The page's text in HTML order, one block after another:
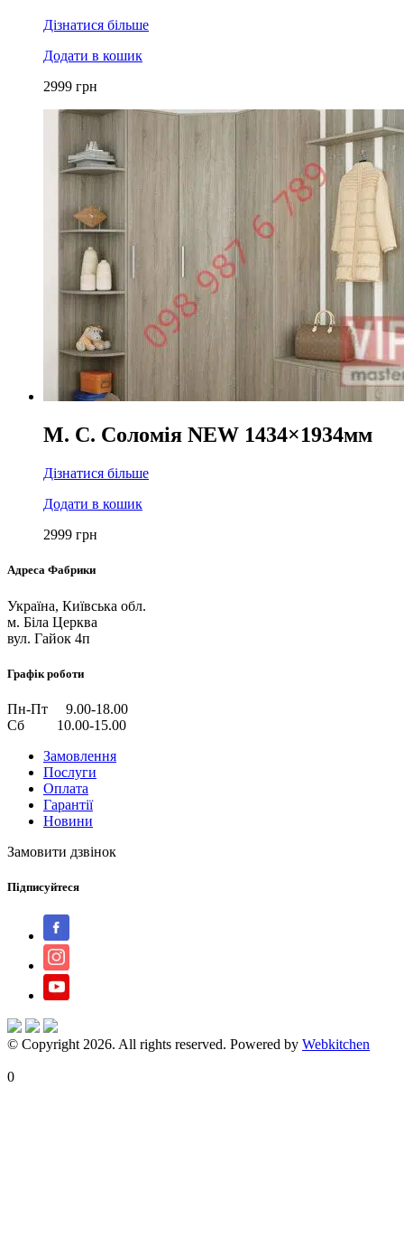
Дізнатися більше
Додати в кошик
2999 грн
М. С. Соломія NEW 1434×1934мм
Дізнатися більше
Додати в кошик
2999 грн
Адреса Фабрики
Україна, Київська обл.
м. Біла Церква
вул. Гайок 4п
Графік роботи
Пн-Пт 9.00-18.00
Сб 10.00-15.00
Замовлення
Послуги
Оплата
Гарантії
Новини
Замовити дзвінок
Підписуйтеся
© Copyright 2026. All rights reserved. Powered by Webkitchen
0